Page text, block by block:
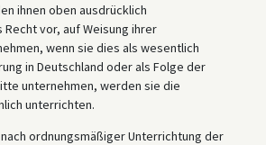
ihnen oben ausdrücklich
vor, auf Weisung ihrer
wenn sie dies als wesentlich
in Deutschland oder als Folge der
unternehmen, werden sie die
unterrichten.
ordnungsmäßiger Unterrichtung der